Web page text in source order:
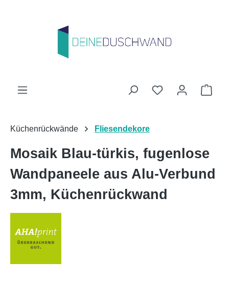
Du hast 0
Küchenrückwände Fliesendekore
Mosaik Blau-türkis, fugenlose
Wandpaneele aus Alu-Verbund
3mm, Küchenrückwand